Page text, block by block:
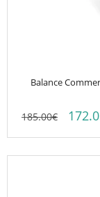
Balance
185.00€